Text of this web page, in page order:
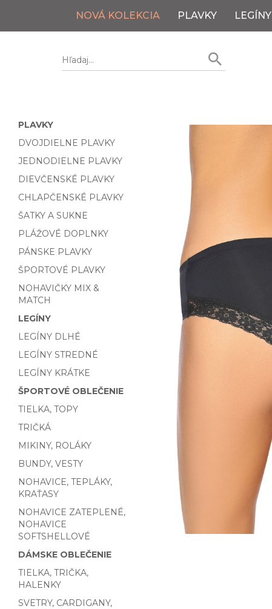
NOVÁ KOLEKCIA PLAVKY LEGÍNY
PLAVKY
DVOJDIELNE PLAVKY
JEDNODIELNE PLAVKY
DIEVČENSKÉ PLAVKY
CHLAPČENSKÉ PLAVKY
ŠATKY A SUKNE
PLÁŽOVÉ DOPLNKY
PÁNSKE PLAVKY
ŠPORTOVÉ PLAVKY
NOHAVIČKY MIX &
MATCH
LEGÍNY
LEGÍNY DLHÉ
LEGÍNY STREDNÉ
LEGÍNY KRÁTKE
ŠPORTOVÉ OBLEČENIE
TIELKA, TOPY
TRIČKÁ
MIKINY, ROLÁKY
BUNDY, VESTY
NOHAVICE, TEPLÁKY,
KRAŤASY
NOHAVICE ZATEPLENÉ,
NOHAVICE
SOFTSHELLOVÉ
DÁMSKE OBLEČENIE
TIELKA, TRIČKA,
HALENKY
SVETRY, CARDIGANY,